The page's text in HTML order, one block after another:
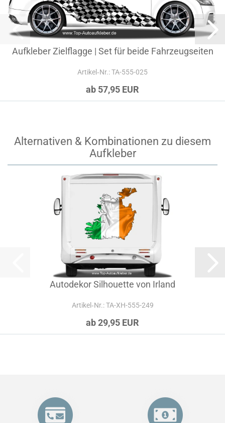
Aufkleber Zielflagge | Set für beide Fahrzeugseiten
Artikel‑Nr.: TA-555-025
ab 57,95 EUR
Alternativen & Kombinationen zu diesem
Aufkleber
Autodekor Silhouette von Irland
Artikel‑Nr.: TA-XH-555-249
ab 29,95 EUR